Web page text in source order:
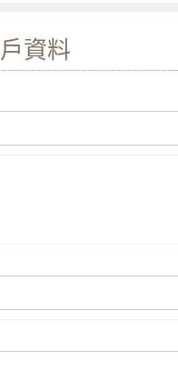
資料